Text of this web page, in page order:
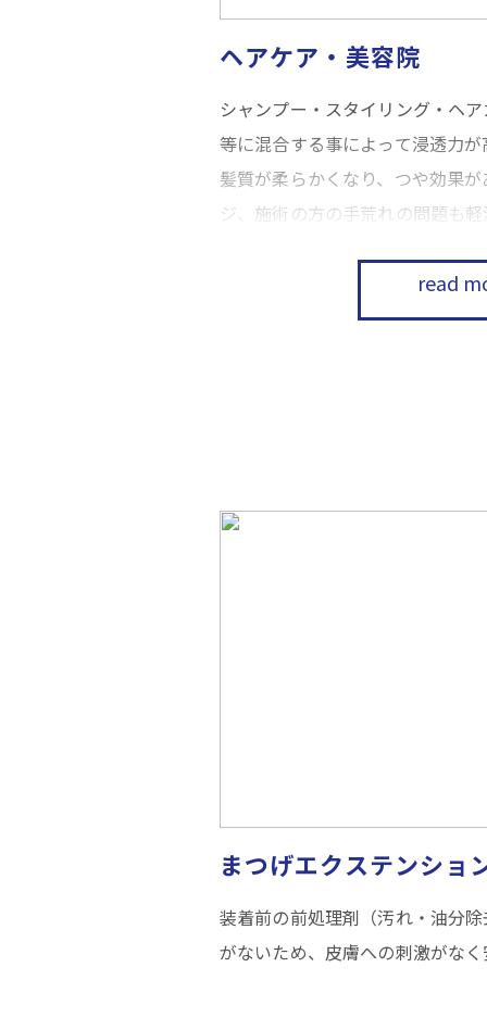
ヘアケア・美容院
シャンプー・スタイリング・ヘ
等に混合する事によって浸透力
髪質が柔らかくなり、つや効果
ジ、施術の方の手荒れの問題も
read
まつげエクステンショ
装着前の前処理剤（汚れ・油分
がないため、皮膚への刺激がな